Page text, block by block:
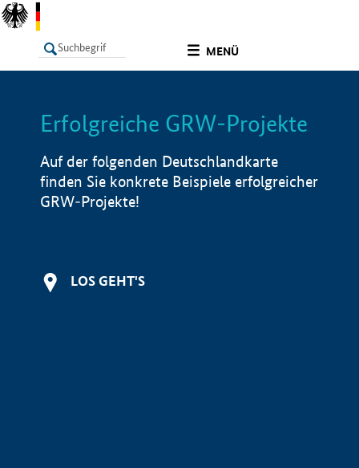
MENÜ
LISTE Info
Erfolgreiche GRW-Projekte
Auf der folgenden Deutschlandkarte
finden Sie konkrete Beispiele erfolgreicher
GRW-Projekte!
LOS GEHT'S